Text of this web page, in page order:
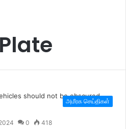
அமீரக செய்திகள்
0 418